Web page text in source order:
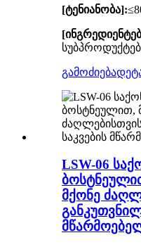
[ტენიანობა]:
გამოძიება
LSW-06
მქონე